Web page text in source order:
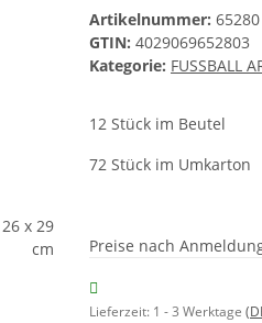
Artikelnummer: 65280
GTIN: 4029069652803
Kategorie: FUSSBALL
12 Stück im Beutel
72 Stück im Umkarton
Preise nach
Lieferzeit: 1 - 3 Werktage